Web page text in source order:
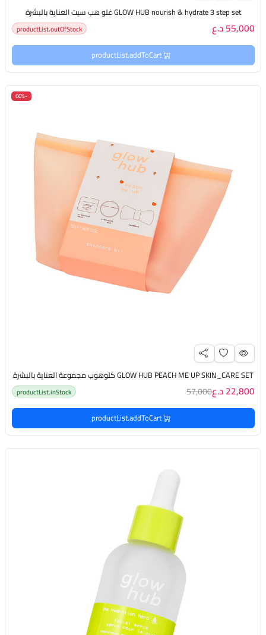
GLOW HUB nourish & hydrate 3 step set غلو هب سيت العناية بالبشرة
55,000 د.ع productList.outOfStock
productList.addToCart
-60%
GLOW HUB PEACH ME UP SKIN_CARE SET كلوهوب مجموعة العناية بالبشرة
22,800 د.ع 57,000
productList.inStock
productList.addToCart